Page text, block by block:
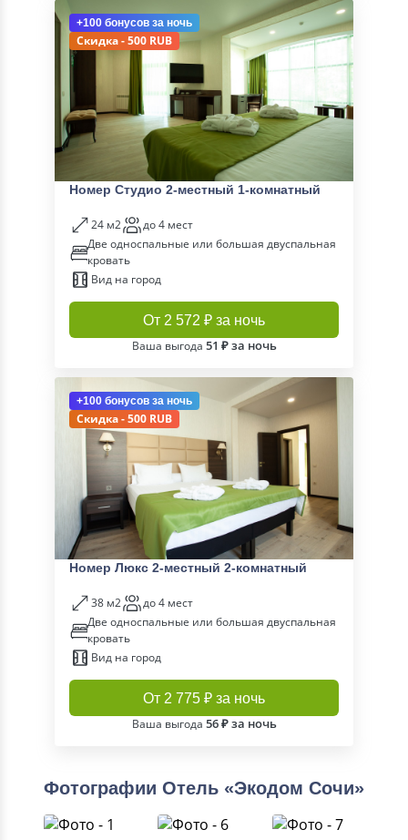
+100 бонусов за ночь
Скидка - 500 RUB
Номер Студио 2-местный 1-комнатный
24 м2
до 4 мест
Две односпальные или большая двуспальная
кровать
Вид на город
От 2 572 ₽ за ночь
Ваша выгода 51 ₽ за ночь
+100 бонусов за ночь
Скидка - 500 RUB
Номер Люкс 2-местный 2-комнатный
38 м2
до 4 мест
Две односпальные или большая двуспальная
кровать
Вид на город
От 2 775 ₽ за ночь
Ваша выгода 56 ₽ за ночь
Фотографии Отель «Экодом Сочи»